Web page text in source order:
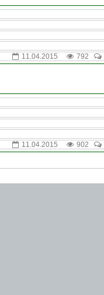
11.04.2015
792
11.04.2015
902